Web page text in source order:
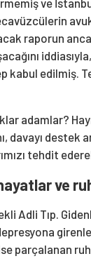
ve
raporun
kabul edilmiş.
adamlar?
davayı destek
tehdit
ve
Adli Tıp.
parçalanan